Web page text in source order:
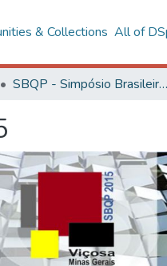
& Collections All of
SBQP - Simpósio Brasileiro de Qualidade do Projeto no Ambiente Construído